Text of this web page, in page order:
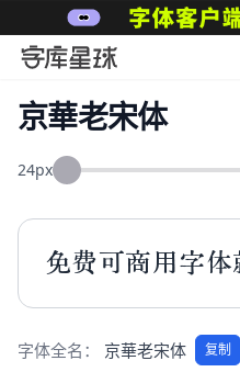
京華老宋体
24px
免费可商用字
字体全名： 京華老宋体 复制